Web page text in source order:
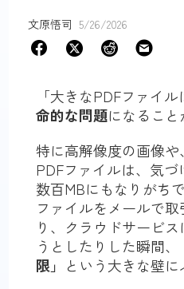
文原悟司 5/26/2026
「大きなPDFファイ
命的な問題になること
特に高解像度の画像
PDFファイルは、気
数百MBにもなりがち
ファイルをメールで
り、クラウドサービ
うとしたりした瞬間、
限」 という大きな壁に